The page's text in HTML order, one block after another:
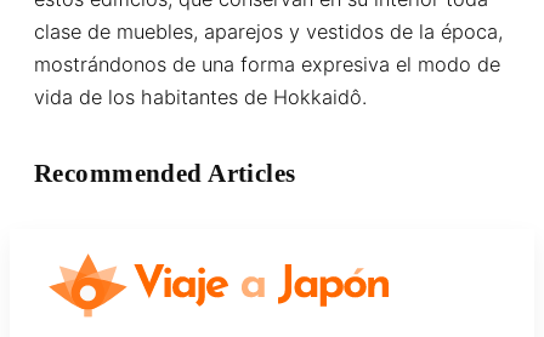
clase de muebles, aparejos y vestidos de la época,
mostrándonos de una forma expresiva el modo de
vida de los habitantes de Hokkaidô.
Recommended Articles